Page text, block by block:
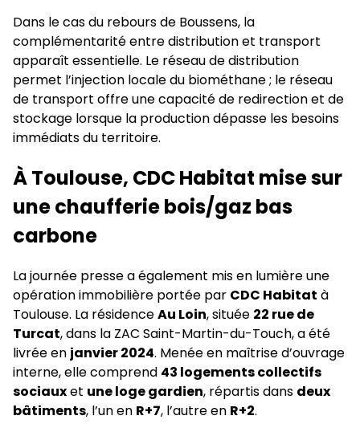
Dans le cas du rebours de Boussens, la
complémentarité entre distribution et transport
apparaît essentielle. Le réseau de distribution
permet l’injection locale du biométhane ; le réseau
de transport offre une capacité de redirection et de
stockage lorsque la production dépasse les besoins
immédiats du territoire.
À Toulouse, CDC Habitat mise sur
une chaufferie bois/gaz bas
carbone
La journée presse a également mis en lumière une
opération immobilière portée par CDC Habitat à
Toulouse. La résidenceAu Loin, située 22 rue de
Turcat, dans la ZAC Saint-Martin-du-Touch, a été
livrée en janvier 2024. Menée en maîtrise d’ouvrage
interne, elle comprend 43 logements collectifs
sociauxet une loge gardien, répartis dans deux
bâtiments, l’un en R+7, l’autre en R+2.